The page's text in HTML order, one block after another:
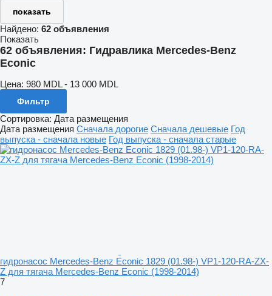
показать
Найдено: 62 объявления
Показать
62 объявления: Гидравлика Mercedes-Benz
Econic
Цена: 980 MDL - 13 000 MDL
Фильтр
Сортировка: Дата размещения
Дата размещения Сначала дорогие Сначала дешевые Год
выпуска - сначала новые Год выпуска - сначала старые
гидронасос Mercedes-Benz Econic 1829 (01.98-) VP1-120-RA-ZX-
Z для тягача Mercedes-Benz Econic (1998-2014)
7